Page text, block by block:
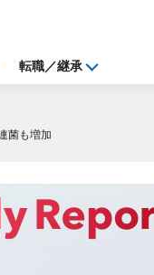
転職／継承
菌も増加